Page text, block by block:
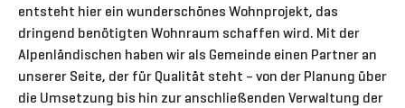
entsteht hier ein wunderschönes Wohnprojekt, das
dringend benötigten Wohnraum schaffen wird. Mit der
Alpenländischen haben wir als Gemeinde einen Partner an
unserer Seite, der für Qualität steht – von der Planung über
die Umsetzung bis hin zur anschließenden Verwaltung der